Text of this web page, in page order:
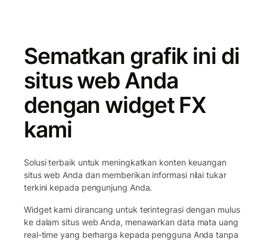
Sematkan grafik ini di
situs web Anda
dengan widget FX
kami
Solusi terbaik untuk meningkatkan konten keuangan
situs web Anda dan memberikan informasi nilai tukar
terkini kepada pengunjung Anda.
Widget kami dirancang untuk terintegrasi dengan mulus
ke dalam situs web Anda, menawarkan data mata uang
real-time yang berharga kepada pengguna Anda tanpa